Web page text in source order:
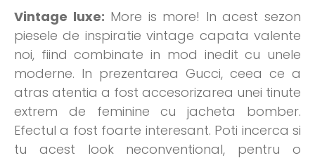
Vintage luxe: More is more! In acest sezon
piesele de inspiratie vintage capata valente
noi, fiind combinate in mod inedit cu unele
moderne. In prezentarea Gucci, ceea ce a
atras atentia a fost accesorizarea unei tinute
extrem de feminine cu jacheta bomber.
Efectul a fost foarte interesant. Poti incerca si
tu acest look neconventional, pentru o